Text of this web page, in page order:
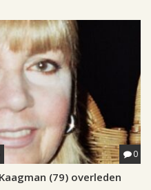
0
(79) overleden